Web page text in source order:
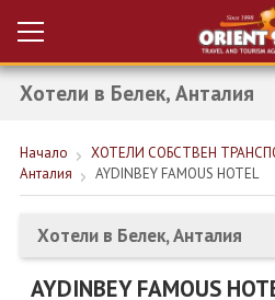
Вход за агенти
РАННИ ЗАПИСВАНИЯ ТУРЦИЯ
НОВА ГОДИНА ТУРЦИЯ
НОВА ГОДИНА
ПОЧИВКИ
Хотели в Белек, Анталия
Начало ХОТЕЛИ СОБСТВЕН
Анталия
AYDINBEY FAMOUS HOTEL
Хотели в Белек, Анталия
AYDINBEY FAMOUS